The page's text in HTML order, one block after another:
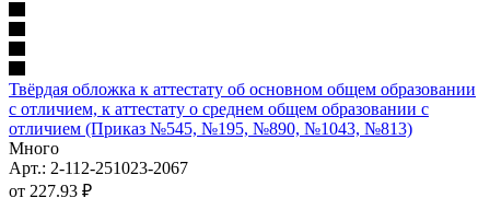
Твёрдая обложка к аттестату об основном общем образовании
с отличием, к аттестату о среднем общем образовании с
отличием (Приказ №545, №195, №890, №1043, №813)
Много
Арт.: 2-112-251023-2067
от 227.93 ₽